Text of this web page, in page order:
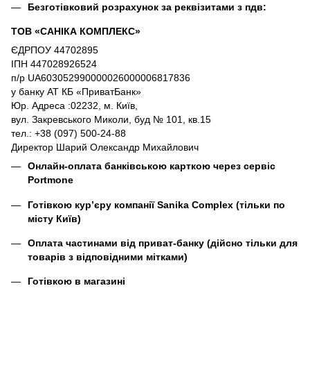
Безготівковий розрахунок за реквізитами з пдв:
ТОВ «САНІКА КОМПЛЕКС»
ЄДРПОУ 44702895
ІПН 447028926524
п/р UA603052990000026000006817836
у банку АТ КБ «ПриватБанк»
Юр. Адреса :02232, м. Київ,
вул. Закревського Миколи, буд № 101, кв.15
тел.: +38 (097) 500-24-88
Директор Шарий Олександр Михайлович
Онлайн-оплата банківською карткою через сервіс
Portmone
Готівкою кур’єру компаніїSanika Complex (тільки по
місту Київ)
Оплата частинами від приват-банку (дійсно тільки для
товарів з відповідними мітками)
Готівкою в магазині